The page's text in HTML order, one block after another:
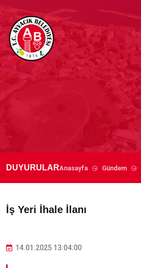
DUYURULARAnasayfa Gündem
İş Yeri İhale İlanı
14.01.2025 13:04:00